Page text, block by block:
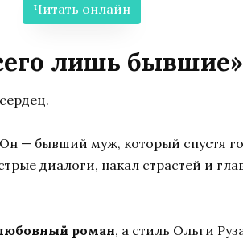
Читать онлайн
лишь
— бывший муж, который спустя
диалоги, накал страстей и
роман, а стиль Ольги